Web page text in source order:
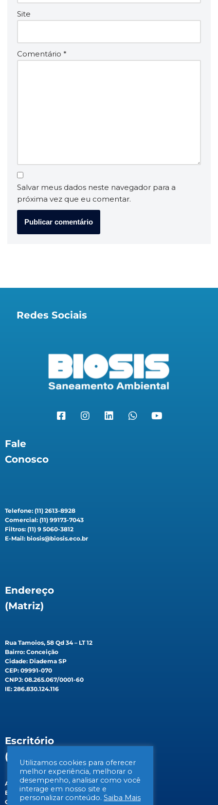
Site
Comentário *
Salvar meus dados neste navegador para a
próxima vez que eu comentar.
Redes Sociais
Fale
Conosco
Telefone: (11) 2613-8928
Comercial: (11) 99173-7043
Filtros: (11) 9 5060-3812
E-Mail: biosis@biosis.eco.br
Endereço
(Matriz)
Rua Tamoios, 58 Qd 34 – LT 12
Bairro: Conceição
Cidade: Diadema SP
CEP: 09991-070
CNPJ: 08.265.067/0001-60
IE: 286.830.124.116
Escritório
(Filial)
Av. Gen. Valdomiro de Lima, 647B
Bairro: Jabaquara
Cidade: São Paulo/SP
Utilizamos cookies para oferecer
melhor experiência, melhorar o
desempenho, analisar como você
interage em nosso site e
personalizar conteúdo. Saiba Mais